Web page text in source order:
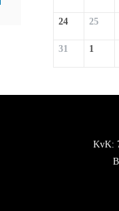
24 25
31 1
KvK: